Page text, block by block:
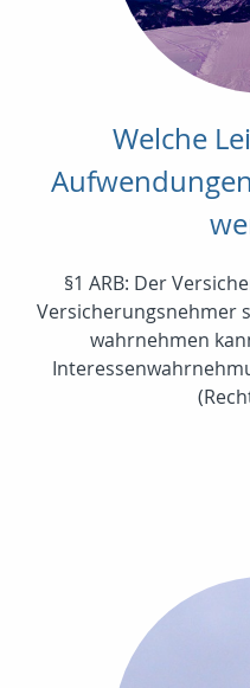
Welche
§1 ARB: Der
Versicherungsnehmer
wahrnehmen